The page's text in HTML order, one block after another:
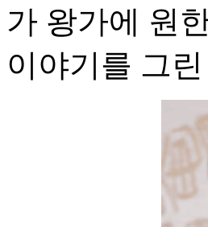
가 왕가에 원
이야기를 그